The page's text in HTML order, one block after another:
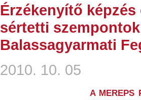
Érzékenyítő
sértetti
Balassagyarmati
2010. 10. 05
A MEREPS